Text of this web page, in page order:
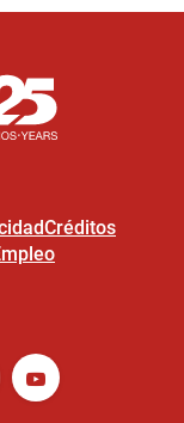
Créditos